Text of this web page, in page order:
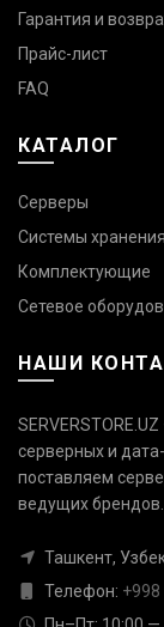
Гарантия и
Прайс-лист
FAQ
КАТАЛОГ
Серверы
Системы хранения
Комплектующие
Сетевое
НАШИ
серверных и
поставляем
ведущих брендов.
Ташкент,
Телефон: +998